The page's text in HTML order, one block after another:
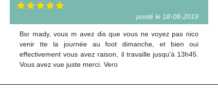
posté le 18-08-2019
Bsr mady, vous m avez dis que vous ne voyez pas nico
venir tte la journée au foot dimanche, et bien oui
effectivement vous avez raison, il travaille jusqu'à 13h45.
Vous avez vue juste merci. Vero